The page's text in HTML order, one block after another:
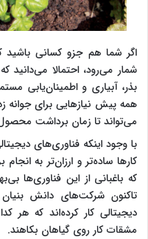
اگر شما هم جزو کسانی باشید
شمار می‌رود، احتمالا می‌دانید
بذر، آبیاری و اطمینان‌یابی
همه پیش نیازهایی برای
می‌تواند تا زمان برداشت محصول
با وجود اینکه فناوری‌های
کارها ساده‌تر و ارزان‌تر به
که باغبانی از این فناوری‌ها
تاکنون شرکت‌های دانش
دیجیتالی کار کرده‌اند که هر
مشقات کار روی گیاهان بکاهند.